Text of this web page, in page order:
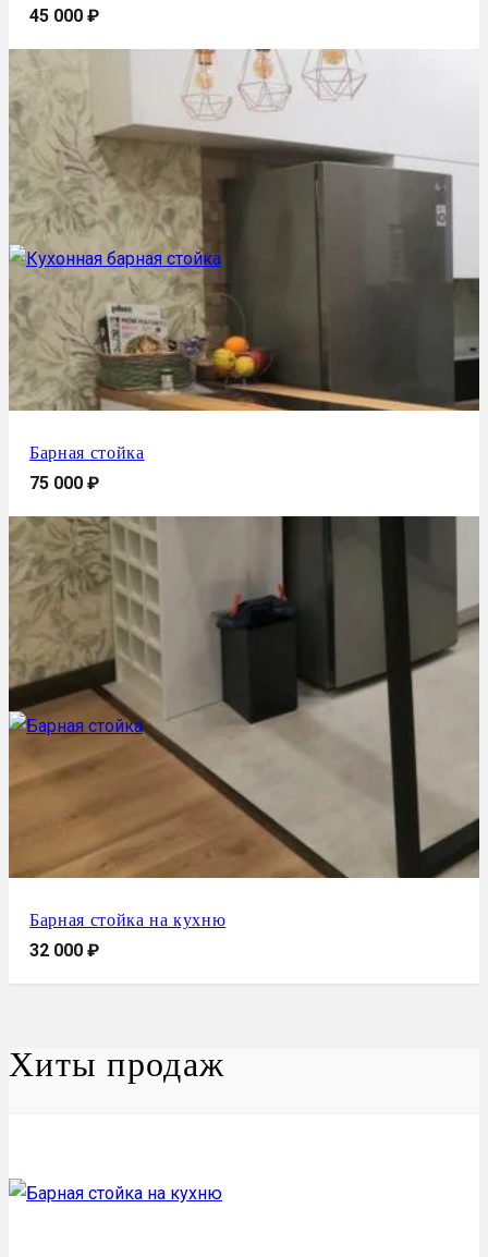
45 000₽
Барная стойка
75 000₽
Барная стойка на кухню
32 000₽
Хиты продаж